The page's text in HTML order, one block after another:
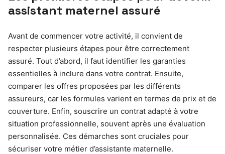
assistant maternel assuré
Avant de commencer votre activité, il convient de
respecter plusieurs étapes pour être correctement
assuré. Tout d’abord, il faut identifier les garanties
essentielles à inclure dans votre contrat. Ensuite,
comparer les offres proposées par les différents
assureurs, car les formules varient en termes de prix et de
couverture. Enfin, souscrire un contrat adapté à votre
situation professionnelle, souvent après une évaluation
personnalisée. Ces démarches sont cruciales pour
sécuriser votre métier d’assistante maternelle.